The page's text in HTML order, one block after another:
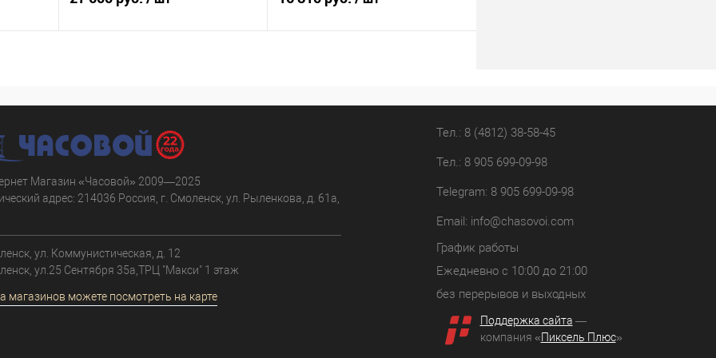
Купить в 1 клик
К сравнению
В избранное
Купить в 1 клик
К сравнению
В наличии
Магазин «Часовой» 2009—2025
адрес: 214036 Россия, г. Смоленск, ул. Рыленкова, д. 61а,
ул. Коммунистическая, д. 12
ул.25 Сентября 35а,ТРЦ "Макси" 1 этаж
магазинов можете посмотреть на карте
Тел.: 8 (4812) 38-58-45
Тел.: 8 905 699-09-98
Telegram: 8 905 699-09-98
Email: info@chasovoi.com
График работы
Ежедневно с 10:00 до 21:00
без перерывов и выходных
Поддержка сайта —
компания «Пиксель Плюс»